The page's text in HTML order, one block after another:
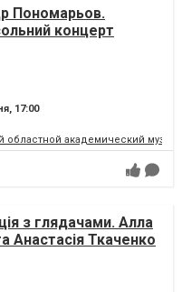
Пономарьов.
концерт
17:00
областной академический
з глядачами. Алла
Анастасія Ткаченко